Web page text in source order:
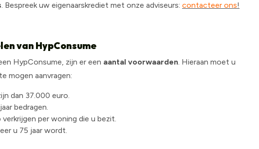
. Bespreek uw eigenaarskrediet met onze adviseurs: contacteer ons!
van HypConsume
HypConsume, zijn er een aantal voorwaarden. Hieraan moet u
mogen aanvragen:
dan 37.000 euro.
bedragen.
per woning die u bezit.
u 75 jaar wordt.